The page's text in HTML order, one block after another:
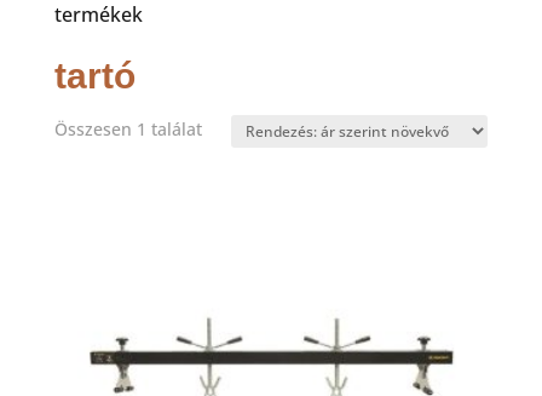
termékek
tartó
Összesen 1 találat